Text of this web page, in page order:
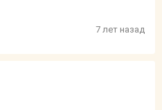
7 лет назад